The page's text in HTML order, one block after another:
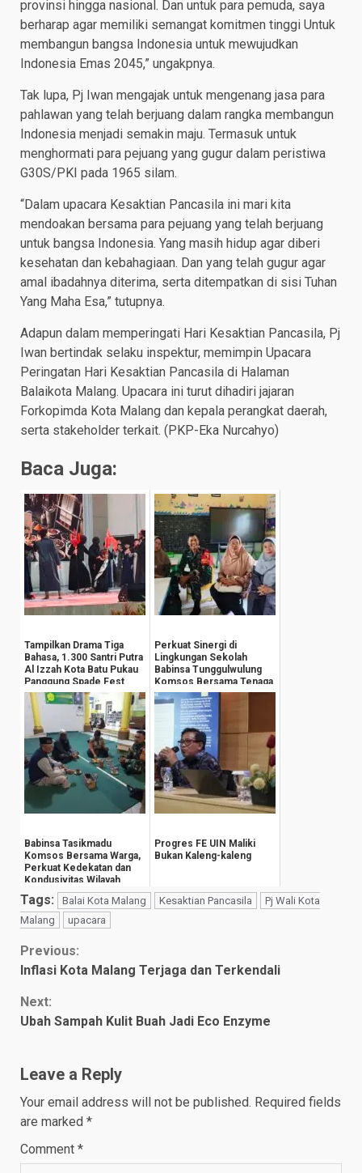
provinsi hingga nasional. Dan untuk para pemuda, saya
berharap agar memiliki semangat komitmen tinggi Untuk
membangun bangsa Indonesia untuk mewujudkan
Indonesia Emas 2045,” ungakpnya.
Tak lupa, Pj Iwan mengajak untuk mengenang jasa para
pahlawan yang telah berjuang dalam rangka membangun
Indonesia menjadi semakin maju. Termasuk untuk
menghormati para pejuang yang gugur dalam peristiwa
G30S/PKI pada 1965 silam.
“Dalam upacara Kesaktian Pancasila ini mari kita
mendoakan bersama para pejuang yang telah berjuang
untuk bangsa Indonesia. Yang masih hidup agar diberi
kesehatan dan kebahagiaan. Dan yang telah gugur agar
amal ibadahnya diterima, serta ditempatkan di sisi Tuhan
Yang Maha Esa,” tutupnya.
Adapun dalam memperingati Hari Kesaktian Pancasila, Pj
Iwan bertindak selaku inspektur, memimpin Upacara
Peringatan Hari Kesaktian Pancasila di Halaman
Balaikota Malang. Upacara ini turut dihadiri jajaran
Forkopimda Kota Malang dan kepala perangkat daerah,
serta stakeholder terkait. (PKP-Eka Nurcahyo)
Baca Juga:
Tampilkan Drama Tiga
Bahasa, 1.300 Santri Putra
Al Izzah Kota Batu Pukau
Panggung Spade Fest
Perkuat Sinergi di
Lingkungan Sekolah
Babinsa Tunggulwulung
Komsos Bersama Tenaga
Pengajar
Babinsa Tasikmadu
Komsos Bersama Warga,
Perkuat Kedekatan dan
Kondusivitas Wilayah
Progres FE UIN Maliki
Bukan Kaleng-kaleng
Tags: Balai Kota Malang Kesaktian Pancasila
Pj Wali Kota
Malang
upacara
Continue
Previous:
Inflasi Kota Malang Terjaga dan Terkendali
Next:
Ubah Sampah Kulit Buah Jadi Eco Enzyme
Leave a Reply
Your email address will not be published. Required fields
are marked *
Comment *